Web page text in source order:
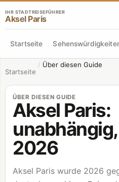
IHR STADTREISEFÜHRER
Aksel Paris
Startseite
Startseite
/ Über diesen Guide
ÜBER DIESEN GUIDE
Aksel Paris:
2026
Aksel Paris wurde 2026